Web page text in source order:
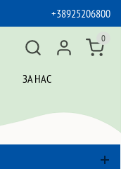
+38925206800
ЗА НАС
0